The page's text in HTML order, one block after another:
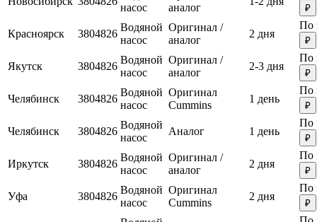
насос
аналог
₽
Красноярск 3804826
Водяной
насос
Оригинал /
аналог
2 дня
По
₽
Якутск 3804826
Водяной
насос
Оригинал /
аналог
2-3 дня
По
₽
Челябинск 3804826
Водяной
насос
Оригинал
Cummins
1 день
По
₽
Челябинск 3804826
Водяной
насос
Аналог 1 день
По
₽
Иркутск 3804826
Водяной
насос
Оригинал /
аналог
2 дня
По
₽
Уфа 3804826
Водяной
насос
Оригинал
Cummins
2 дня
По
₽